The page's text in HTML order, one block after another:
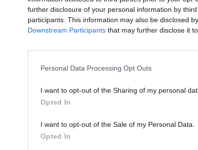
further disclosure of your personal information by
participants. This information may also be disclosed
Downstream Participants that may further disclose it
Personal Data Processing Opt Outs
I want to opt-out of the Sharing of my personal
Opted In
I want to opt-out of the Sale of my Personal Data.
Opted In